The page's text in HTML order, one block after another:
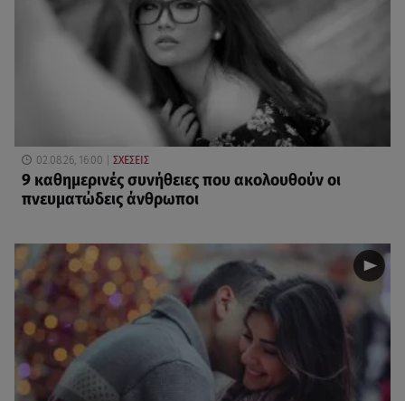
02.08.26, 16:00 ΣΧΕΣΕΙΣ
9 καθημερινές συνήθειες που ακολουθούν οι
πνευματώδεις άνθρωποι